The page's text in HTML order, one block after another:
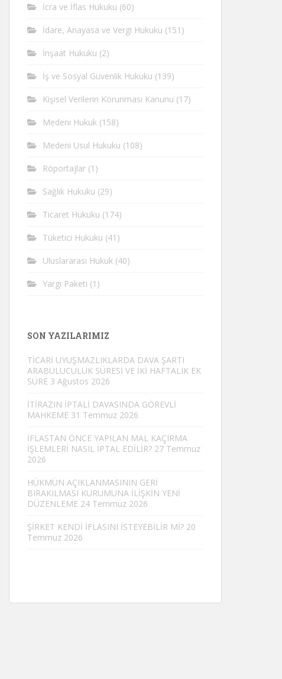
İcra ve İflas Hukuku (60)
İdare, Anayasa ve Vergi Hukuku (151)
İnşaat Hukuku (2)
İş ve Sosyal Güvenlik Hukuku (139)
Kişisel Verilerin Korunması Kanunu (17)
Medeni Hukuk (158)
Medeni Usul Hukuku (108)
Röportajlar (1)
Sağlık Hukuku (29)
Ticaret Hukuku (174)
Tüketici Hukuku (41)
Uluslararası Hukuk (40)
Yargı Paketi (1)
SON YAZILARIMIZ
TİCARİ UYUŞMAZLIKLARDA DAVA ŞARTI
ARABULUCULUK SÜRESİ VE İKİ HAFTALIK EK
SÜRE 3 Ağustos 2026
İTİRAZIN İPTALİ DAVASINDA GÖREVLİ
MAHKEME 31 Temmuz 2026
İFLASTAN ÖNCE YAPILAN MAL KAÇIRMA
İŞLEMLERİ NASIL İPTAL EDİLİR? 27 Temmuz
2026
HÜKMÜN AÇIKLANMASININ GERİ
BIRAKILMASI KURUMUNA İLİŞKİN YENİ
DÜZENLEME 24 Temmuz 2026
ŞİRKET KENDİ İFLASINI İSTEYEBİLİR Mİ? 20
Temmuz 2026